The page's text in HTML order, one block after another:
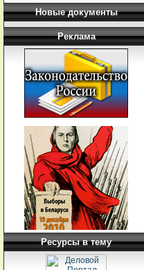
Новые документы
Реклама
Ресурсы в тему